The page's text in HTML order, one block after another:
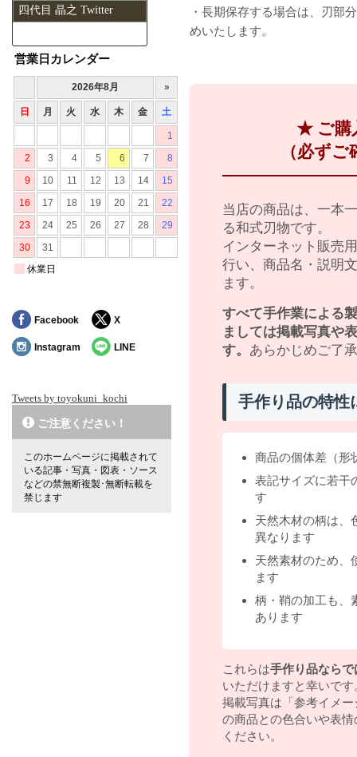
・長期保存する場合は、刃部
めいたします。
★ ご購
（必ず
当店の商品は、一本
る和式刃物です。
インターネット販売
行い、商品名・説明
ます。
すべて手作業による
ましては掲載写真や
す。 あらかじめご了
手作り品の特性
商品の個体差（形
表記サイズに若干
す
天然木材の柄は、
異なります
天然素材のため、
ます
柄・鞘の加工も、
あります
これらは手作り品なら
いただけますと幸いです
掲載写真は「参考イメ
の商品との色合いや表
ください。
四代目 晶之 Twitter
営業日カレンダー
Facebook X
Instagram LINE
Tweets by toyokuni_kochi
ご注意ください！
このホームページに掲載されて
いる記事・写真・図表・ソース
などの禁無断複製･無断転載を
禁じます